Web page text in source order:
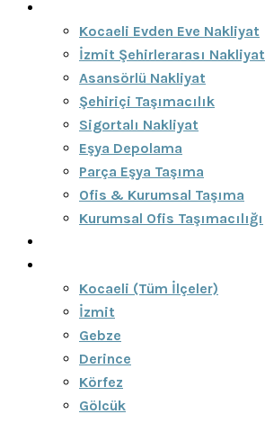
Kocaeli Evden Eve Nakliyat
İzmit Şehirlerarası Nakliyat
Asansörlü Nakliyat
Şehiriçi Taşımacılık
Sigortalı Nakliyat
Eşya Depolama
Parça Eşya Taşıma
Ofis & Kurumsal Taşıma
Kurumsal Ofis Taşımacılığı
Kocaeli (Tüm İlçeler)
İzmit
Gebze
Derince
Körfez
Gölcük